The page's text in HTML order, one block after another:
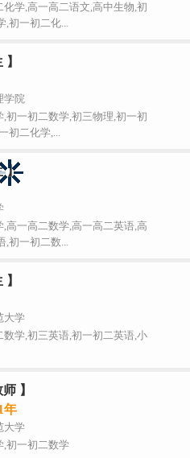
学,高一高二语文,高中生物,初
,初一初二化...
学院
初一初二数学,初三物理,初一初
初二化学,...
】
高一高二数学,高一高二英语,高
,初一初二数...
大学
学,初三英语,初一初二英语,小
】
年
大学
,初一初二数学